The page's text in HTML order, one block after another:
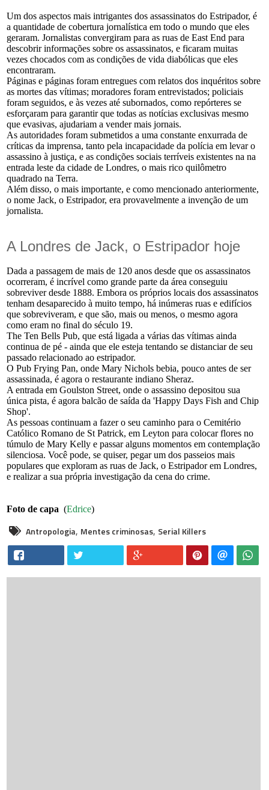
Um dos aspectos mais intrigantes dos assassinatos do Estripador, é
a quantidade de cobertura jornalística em todo o mundo que eles
geraram. Jornalistas convergiram para as ruas de East End para
descobrir informações sobre os assassinatos, e ficaram muitas
vezes chocados com as condições de vida diabólicas que eles
encontraram.
Páginas e páginas foram entregues com relatos dos inquéritos sobre
as mortes das vítimas; moradores foram entrevistados; policiais
foram seguidos, e às vezes até subornados, como repórteres se
esforçaram para garantir que todas as notícias exclusivas mesmo
que evasivas, ajudariam a vender mais jornais.
As autoridades foram submetidos a uma constante enxurrada de
críticas da imprensa, tanto pela incapacidade da polícia em levar o
assassino à justiça, e as condições sociais terríveis existentes na na
entrada leste da cidade de Londres, o mais rico quilômetro
quadrado na Terra.
Além disso, o mais importante, e como mencionado anteriormente,
o nome Jack, o Estripador, era provavelmente a invenção de um
jornalista.
A Londres de Jack, o Estripador hoje
Dada a passagem de mais de 120 anos desde que os assassinatos
ocorreram, é incrível como grande parte da área conseguiu
sobreviver desde 1888. Embora os próprios locais dos assassinatos
tenham desaparecido à muito tempo, há inúmeras ruas e edifícios
que sobreviveram, e que são, mais ou menos, o mesmo agora
como eram no final do século 19.
The Ten Bells Pub, que está ligada a várias das vítimas ainda
continua de pé - ainda que ele esteja tentando se distanciar de seu
passado relacionado ao estripador.
O Pub Frying Pan, onde Mary Nichols bebia, pouco antes de ser
assassinada, é agora o restaurante indiano Sheraz.
A entrada em Goulston Street, onde o assassino depositou sua
única pista, é agora balcão de saída da 'Happy Days Fish and Chip
Shop'.
As pessoas continuam a fazer o seu caminho para o Cemitério
Católico Romano de St Patrick, em Leyton para colocar flores no
túmulo de Mary Kelly e passar alguns momentos em contemplação
silenciosa. Você pode, se quiser, pegar um dos passeios mais
populares que exploram as ruas de Jack, o Estripador em Londres,
e realizar a sua própria investigação da cena do crime.
Foto de capa (Edrice)
Antropologia, Mentes criminosas, Serial Killers